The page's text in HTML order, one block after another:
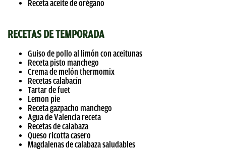
Receta aceite de orégano
RECETAS DE TEMPORADA
Guiso de pollo al limón con aceitunas
Receta pisto manchego
Crema de melón thermomix
Recetas calabacín
Tartar de fuet
Lemon pie
Receta gazpacho manchego
Agua de Valencia receta
Recetas de calabaza
Queso ricotta casero
Magdalenas de calabaza saludables